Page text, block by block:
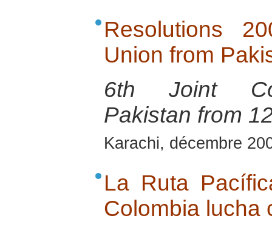
Resolutions
Union from
6th Joint
Pakistan from
Karachi, décembre
La Ruta
Colombia lucha